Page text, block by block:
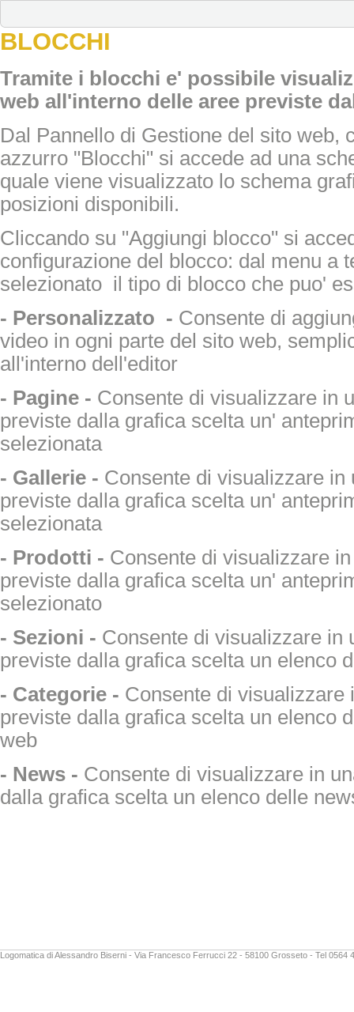
BLOCCHI
Tramite i blocchi e' possibile
web all'interno delle aree previste
Dal Pannello di Gestione del sito web,
azzurro "Blocchi" si accede ad una
quale viene visualizzato lo schema
posizioni disponibili.
Cliccando su "Aggiungi blocco" si
configurazione del blocco: dal menu a
selezionato il tipo di blocco che puo'
- Personalizzato - Consente di
video in ogni parte del sito web,
all'interno dell'editor
- Pagine - Consente di visualizzare in
previste dalla grafica scelta un'
selezionata
- Gallerie - Consente di visualizzare in
previste dalla grafica scelta un'
selezionata
- Prodotti - Consente di visualizzare
previste dalla grafica scelta un'
selezionato
- Sezioni - Consente di visualizzare in
previste dalla grafica scelta un elenco
- Categorie - Consente di visualizzare
previste dalla grafica scelta un elenco
web
- News - Consente di visualizzare in
dalla grafica scelta un elenco delle
Logomatica di Alessandro Biserni - Via Francesco Ferrucci 22 - 58100 Grosseto - Tel 0564